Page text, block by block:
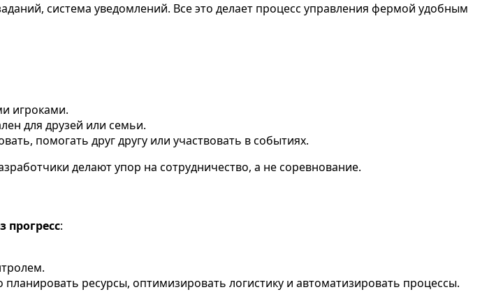
система уведомлений. Все это делает процесс управления фермой удобным
игроками.
для друзей или семьи.
помогать друг другу или участвовать в событиях.
делают упор на сотрудничество, а не соревнование.
прогресс:
ресурсы, оптимизировать логистику и автоматизировать процессы.